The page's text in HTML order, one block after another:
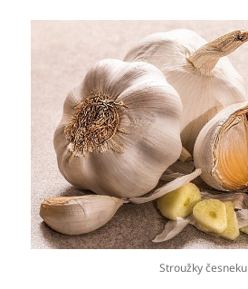
Stroužky česneku